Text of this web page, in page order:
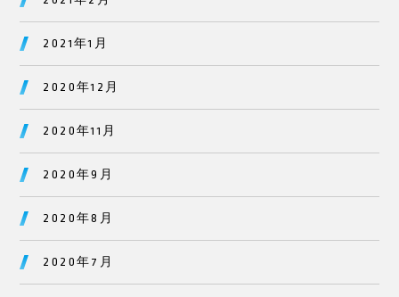
2021年1月
2020年12月
2020年11月
2020年9月
2020年8月
2020年7月